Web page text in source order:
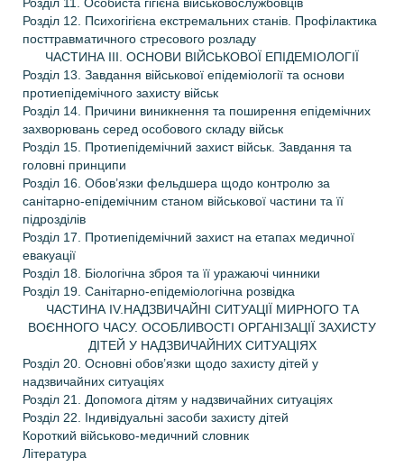
Розділ 12. Психогігієна екстремальних станів. Профілактика
посттравматичного стресового розладу
ЧАСТИНА ІІІ. ОСНОВИ ВІЙСЬКОВОЇ ЕПІДЕМІОЛОГІЇ
Розділ 13. Завдання військової епідеміології та основи
протиепідемічного захисту військ
Розділ 14. Причини виникнення та поширення епідемічних
захворювань серед особового складу військ
Розділ 15. Протиепідемічний захист військ. Завдання та
головні принципи
Розділ 16. Обов’язки фельдшера щодо контролю за
санітарно-епідемічним станом військової частини та її
підрозділів
Розділ 17. Протиепідемічний захист на етапах медичної
евакуації
Розділ 18. Біологічна зброя та її уражаючі чинники
Розділ 19. Санітарно-епідеміологічна розвідка
ЧАСТИНА IV.НАДЗВИЧАЙНІ СИТУАЦІЇ МИРНОГО ТА
ВОЄННОГО ЧАСУ. ОСОБЛИВОСТІ ОРГАНІЗАЦІЇ ЗАХИСТУ
ДІТЕЙ У НАДЗВИЧАЙНИХ СИТУАЦІЯХ
Розділ 20. Основні обов’язки щодо захисту дітей у
надзвичайних ситуаціях
Розділ 21. Допомога дітям у надзвичайних ситуаціях
Розділ 22. Індивідуальні засоби захисту дітей
Короткий військово-медичний словник
Література